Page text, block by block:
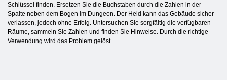
Schlüssel finden. Ersetzen Sie die Buchstaben durch die Zahlen in der
Spalte neben dem Bogen im Dungeon. Der Held kann das Gebäude sicher
verlassen, jedoch ohne Erfolg. Untersuchen Sie sorgfältig die verfügbaren
Räume, sammeln Sie Zahlen und finden Sie Hinweise. Durch die richtige
Verwendung wird das Problem gelöst.